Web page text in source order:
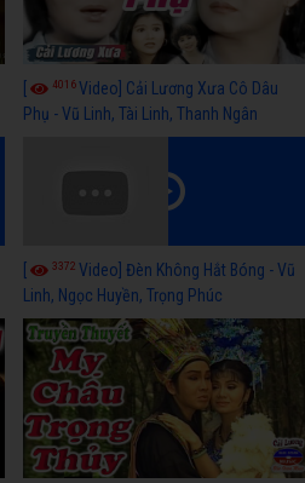
4016Video] Cải Lương Xưa Cô Dâu
Phụ - Vũ Linh, Tài Linh, Thanh Ngân
3372 Video] Đèn Không Hắt Bóng - Vũ
Linh, Ngọc Huyền, Trọng Phúc